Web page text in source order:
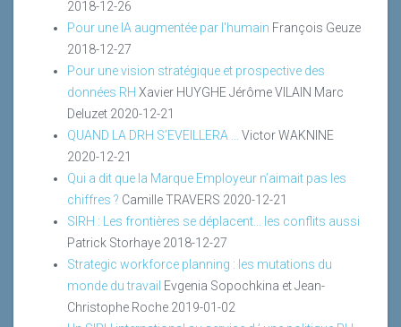
2018-12-26
Pour une IA augmentée par l'humain François Geuze
2018-12-27
Pour une vision stratégique et prospective des
données RH Xavier HUYGHE Jérôme VILAIN Marc
Deluzet 2020-12-21
QUAND LA DRH S’EVEILLERA ...
Victor WAKNINE
2020-12-21
Qui a dit que la Marque Employeur n’aimait pas les
chiffres ? Camille TRAVERS 2020-12-21
SIRH : Les frontières se déplacent... les conflits aussi
Patrick Storhaye 2018-12-27
Strategic workforce planning : les mutations du
monde du travail Evgenia Sopochkina et Jean-
Christophe Roche 2019-01-02